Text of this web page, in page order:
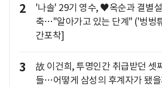
2
'나솔' 29기 영수, ♥옥순과 결별
축…"알아가고 있는 단계" ('벙벙
간포착]
3
故 이건희, 투명인간 취급받던 셋
들…어떻게 삼성의 후계자가 됐